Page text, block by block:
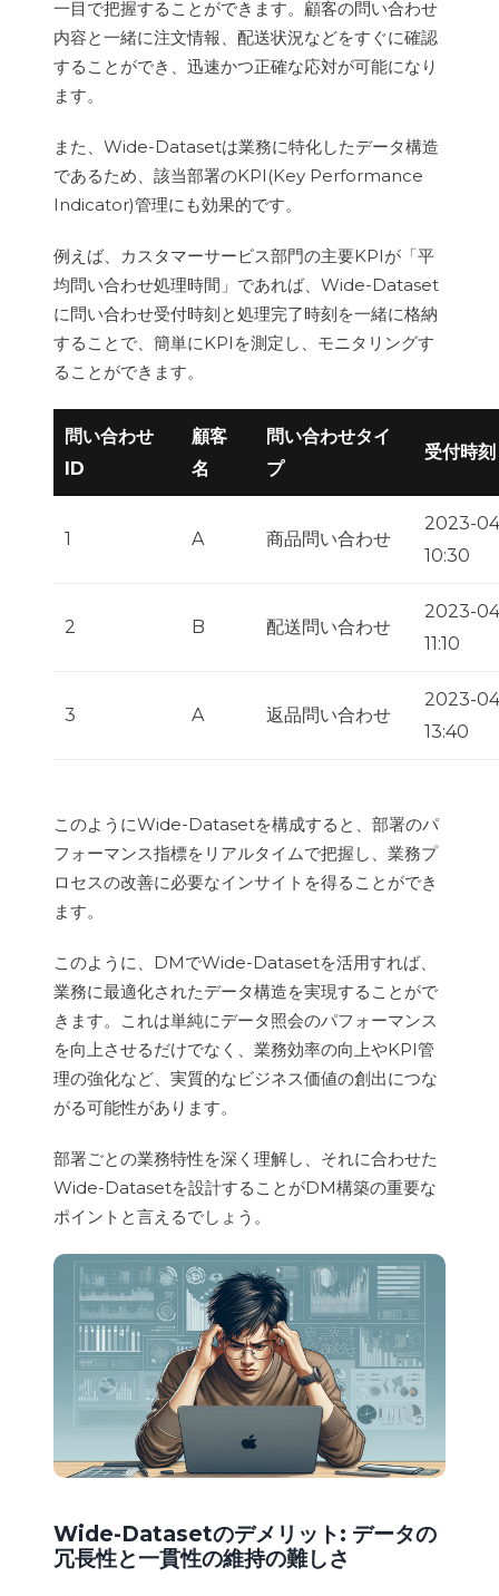
一目で把握することができます。顧客の問い合わせ
内容と一緒に注文情報、配送状況などをすぐに確認
することができ、迅速かつ正確な応対が可能になり
ます。
また、Wide-Datasetは業務に特化したデータ構造
であるため、該当部署のKPI(Key Performance
Indicator)管理にも効果的です。
例えば、カスタマーサービス部門の主要KPIが「平
均問い合わせ処理時間」であれば、Wide-Dataset
に問い合わせ受付時刻と処理完了時刻を一緒に格納
することで、簡単にKPIを測定し、モニタリングす
ることができます。
問い合わせ
ID
顧客
名
問い合わせタイ
プ
受付時刻
1 A 商品問い合わせ
2023-
10:30
2 B 配送問い合わせ
2023-
11:10
3 A 返品問い合わせ
2023-
13:40
このようにWide-Datasetを構成すると、部署のパ
フォーマンス指標をリアルタイムで把握し、業務プ
ロセスの改善に必要なインサイトを得ることができ
ます。
このように、DMでWide-Datasetを活用すれば、
業務に最適化されたデータ構造を実現することがで
きます。これは単純にデータ照会のパフォーマンス
を向上させるだけでなく、業務効率の向上やKPI管
理の強化など、実質的なビジネス価値の創出につな
がる可能性があります。
部署ごとの業務特性を深く理解し、それに合わせた
Wide-Datasetを設計することがDM構築の重要な
ポイントと言えるでしょう。
Wide-Datasetのデメリット: データの
冗長性と一貫性の維持の難しさ